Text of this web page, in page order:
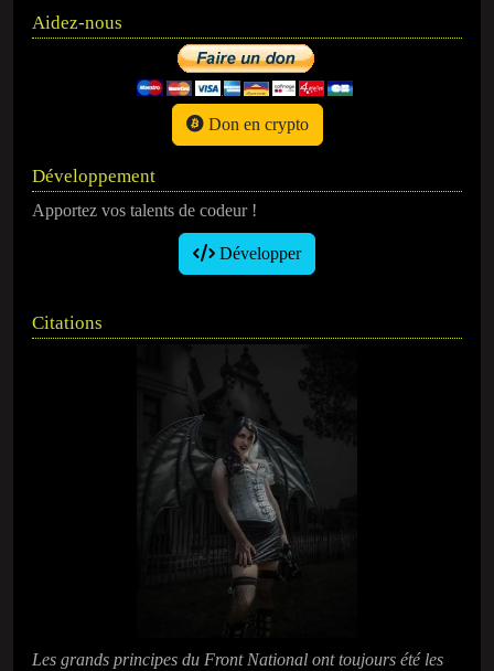
Aidez-nous
Don en crypto
Développement
Apportez vos talents de codeur !
Développer
Citations
Les grands principes du Front National ont toujours été les